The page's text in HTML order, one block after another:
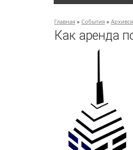
Главная » События »
Как аренда